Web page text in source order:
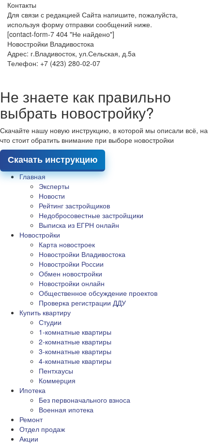
Контакты
Для связи с редакцией Сайта напишите, пожалуйста,
используя форму отправки сообщений ниже.
[contact-form-7 404 "Не найдено"]
Новостройки Владивостока
Адрес: г.Владивосток, ул.Сельская, д.5а
Телефон: +7 (423) 280-02-07
Не знаете как правильно
выбрать новостройку?
Скачайте нашу новую инструкцию, в которой мы описали всё, на
что стоит обратить внимание при выборе новостройки
Скачать инструкцию
Главная
Эксперты
Новости
Рейтинг застройщиков
Недобросовестные застройщики
Выписка из ЕГРН онлайн
Новостройки
Карта новостроек
Новостройки Владивостока
Новостройки России
Обмен новостройки
Новостройки онлайн
Общественное обсуждение проектов
Проверка регистрации ДДУ
Купить квартиру
Студии
1-комнатные квартиры
2-комнатные квартиры
3-комнатные квартиры
4-комнатные квартиры
Пентхаусы
Коммерция
Ипотека
Без первоначального взноса
Военная ипотека
Ремонт
Отдел продаж
Акции